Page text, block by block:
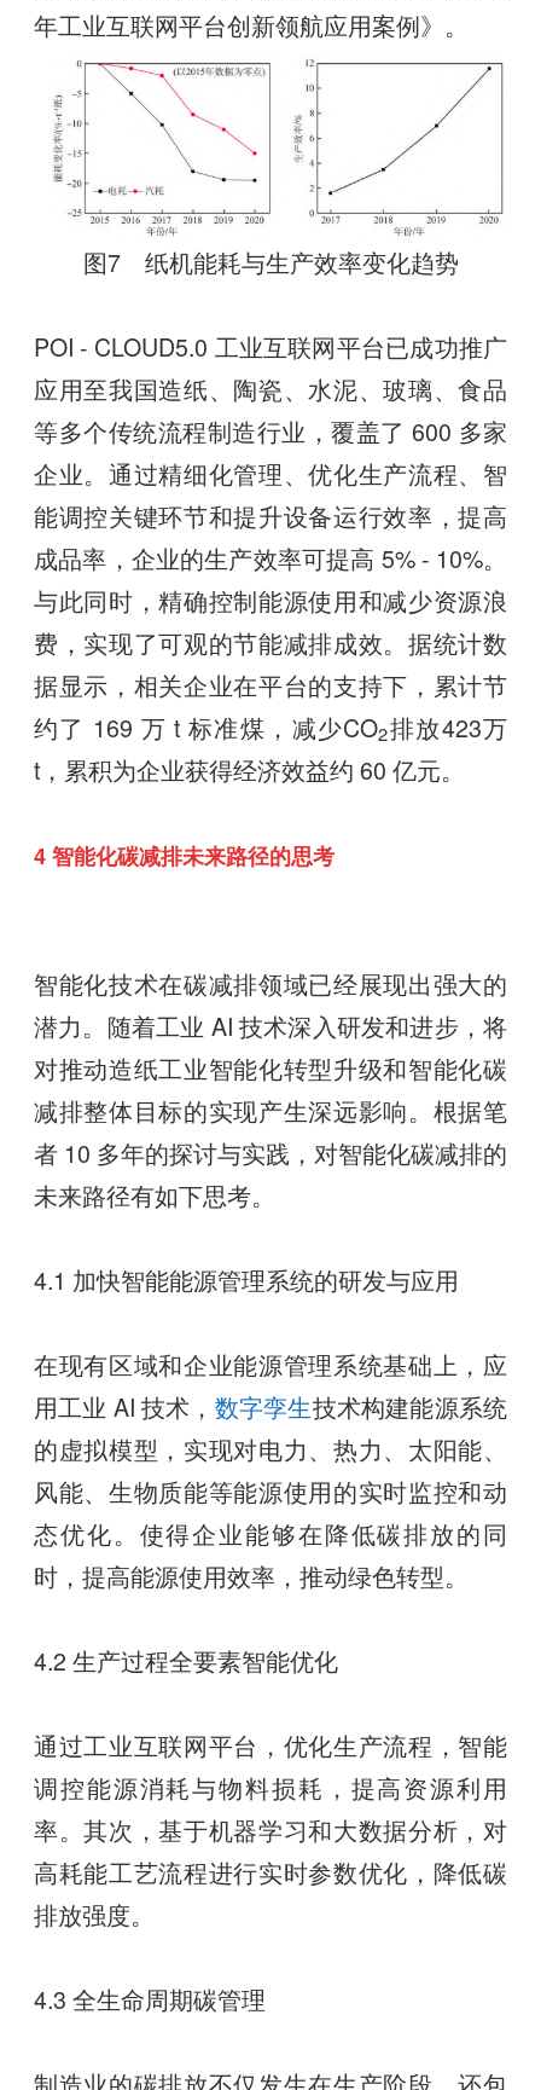
年工业互联网平台创新领航应用案例》。
图7 纸机能耗与生产效率变化趋势
POI - CLOUD5.0 工业互联网平台已成功推广
应用至我国造纸、陶瓷、水泥、玻璃、食品
等多个传统流程制造行业，覆盖了 600 多家
企业。通过精细化管理、优化生产流程、智
能调控关键环节和提升设备运行效率，提高
成品率，企业的生产效率可提高 5% - 10%。
与此同时，精确控制能源使用和减少资源浪
费，实现了可观的节能减排成效。据统计数
据显示，相关企业在平台的支持下，累计节
约了 169 万 t 标准煤，减少CO2排放423万
t ，累积为企业获得经济效益约 60 亿元。
4 智能化碳减排未来路径的思考
智能化技术在碳减排领域已经展现出强大的
潜力。随着工业 AI 技术深入研发和进步，将
对推动造纸工业智能化转型升级和智能化碳
减排整体目标的实现产生深远影响。根据笔
者 10 多年的探讨与实践，对智能化碳减排的
未来路径有如下思考。
4.1 加快智能能源管理系统的研发与应用
在现有区域和企业能源管理系统基础上，应
用工业 AI 技术， 数字孪生技术构建能源系统
的虚拟模型，实现对电力、热力、太阳能、
风能、生物质能等能源使用的实时监控和动
态优化。使得企业能够在降低碳排放的同
时，提高能源使用效率，推动绿色转型。
4.2 生产过程全要素智能优化
通过工业互联网平台，优化生产流程，智能
调控能源消耗与物料损耗，提高资源利用
率。其次，基于机器学习和大数据分析，对
高耗能工艺流程进行实时参数优化，降低碳
排放强度。
4.3 全生命周期碳管理
制造业的碳排放不仅发生在生产阶段，还包